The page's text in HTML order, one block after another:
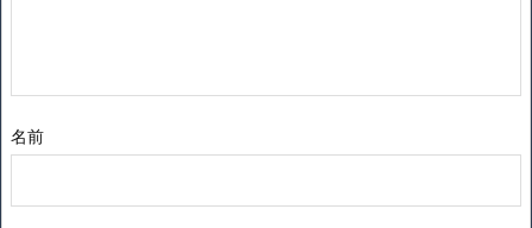
名前